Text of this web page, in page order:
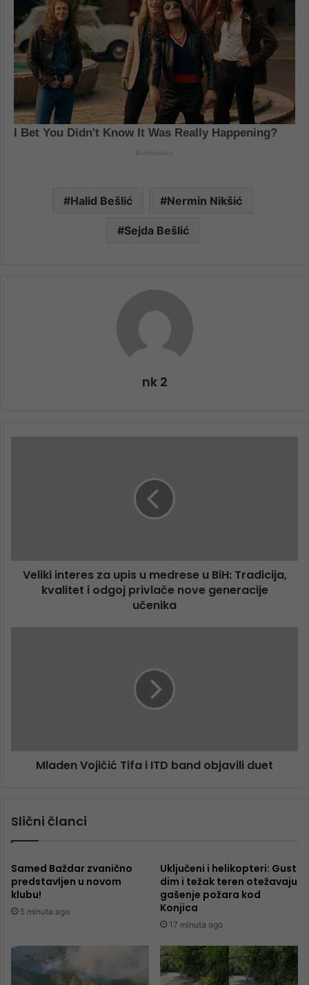
Halid Bešlić Nermin Nikšić
Sejda Bešlić
nk 2
Veliki interes za upis u medrese u BiH: Tradicija,
kvalitet i odgoj privlače nove generacije
učenika
Mladen Vojičić Tifa i ITD band objavili duet
Slični članci
Samed Baždar zvanično
predstavljen u novom
klubu!
5 minuta ago
Uključeni i helikopteri: Gust
dim i težak teren otežavaju
gašenje požara kod
Konjica
17 minuta ago